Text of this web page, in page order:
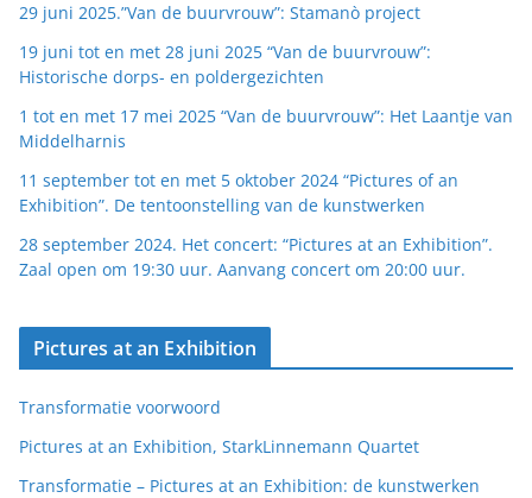
29 juni 2025.”Van de buurvrouw”: Stamanò project
19 juni tot en met 28 juni 2025 “Van de buurvrouw”:
Historische dorps- en poldergezichten
1 tot en met 17 mei 2025 “Van de buurvrouw”: Het Laantje van
Middelharnis
11 september tot en met 5 oktober 2024 “Pictures of an
Exhibition”. De tentoonstelling van de kunstwerken
28 september 2024. Het concert: “Pictures at an Exhibition”.
Zaal open om 19:30 uur. Aanvang concert om 20:00 uur.
Pictures at an Exhibition
Transformatie voorwoord
Pictures at an Exhibition, StarkLinnemann Quartet
Transformatie – Pictures at an Exhibition: de kunstwerken